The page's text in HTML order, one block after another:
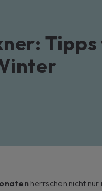
herrschen nicht nur